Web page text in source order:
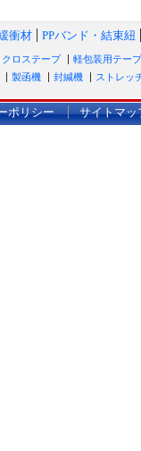
衝材 PPバンド・結束紐
クロステープ
軽包装用テープ
製函機 封緘機 ストレッ
ポリシー サイトマッ